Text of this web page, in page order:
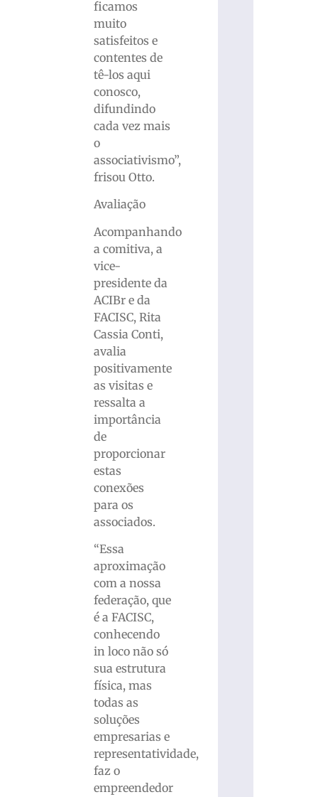
ficamos
muito
satisfeitos e
contentes de
tê-los aqui
conosco,
difundindo
cada vez mais
o
associativismo”,
frisou Otto.
Avaliação
Acompanhando
a comitiva, a
vice-
presidente da
ACIBr e da
FACISC, Rita
Cassia Conti,
avalia
positivamente
as visitas e
ressalta a
importância
de
proporcionar
estas
conexões
para os
associados.
“Essa
aproximação
com a nossa
federação, que
é a FACISC,
conhecendo
in loco não só
sua estrutura
física, mas
todas as
soluções
empresarias e
representatividade,
faz o
empreendedor